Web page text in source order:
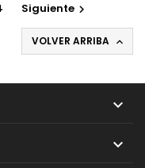
Siguiente 
VOLVER ARRIBA 

